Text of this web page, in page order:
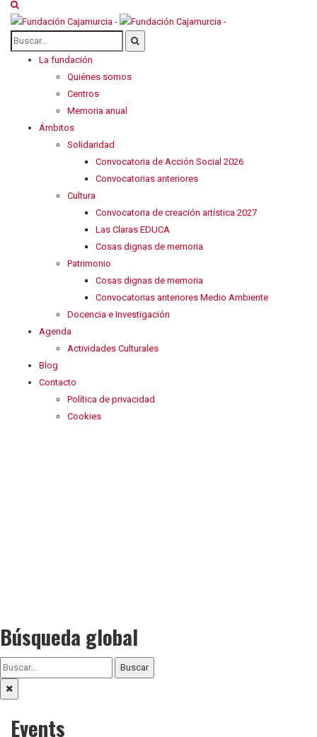
La fundación
Quiénes somos
Centros
Memoria anual
Ámbitos
Solidaridad
Convocatoria de Acción Social 2026
Convocatorias anteriores
Cultura
Convocatoria de creación artística 2027
Las Claras EDUCA
Cosas dignas de memoria
Patrimonio
Cosas dignas de memoria
Convocatorias anteriores Medio Ambiente
Docencia e Investigación
Agenda
Actividades Culturales
Blog
Contacto
Política de privacidad
Cookies
Búsqueda global
Buscar
Events